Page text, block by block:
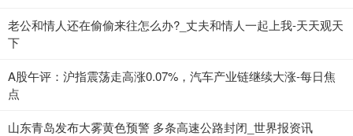
老公和情人还在偷偷来往怎么办?_丈夫和情人一起上我-天天观天
下
A股午评：沪指震荡走高涨0.07%，汽车产业链继续大涨-每日焦
点
山东青岛发布大雾黄色预警 多条高速公路封闭_世界报资讯